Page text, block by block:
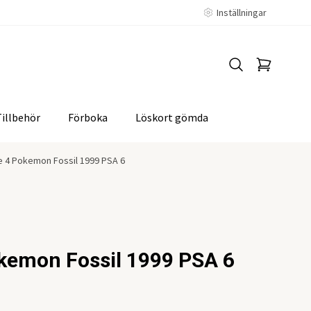
Inställningar
Förboka Löskort gömda
4 Pokemon Fossil 1999 PSA 6
Fossil 1999 PSA 6